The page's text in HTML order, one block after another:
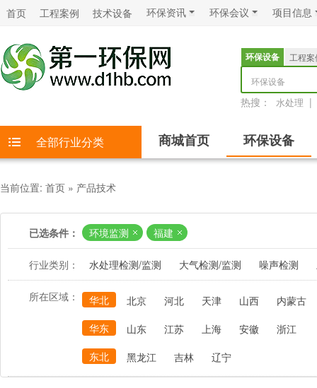
首页 工程案例 技术设备 环保资讯 环保会议 项目信息
环保设备
工程案
环保设备
热搜： 水处理 |
全部行业分类 商城首页 环保设备
当前位置: 首页 » 产品技术
已选条件： 环境监测 福建
行业类别： 水处理检测/监测 大气检测/监测 噪声检测
所在区域： 华北 北京 河北 天津 山西
内蒙古
华东
山东 江苏 上海 安徽
浙江
东北
黑龙江 吉林 辽宁